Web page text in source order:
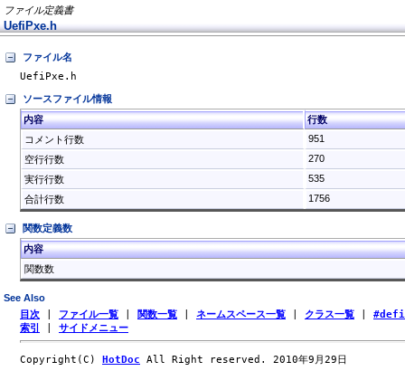
ファイル定義書
UefiPxe.h
ファイル名
UefiPxe.h
ソースファイル情報
内容
行数
コメント行数
951
空行行数
270
実行行数
535
合計行数
1756
関数定義数
内容
関数数
See Also
目次 ファイル一覧 関数一覧 ネームスペース一覧 クラス一覧
索引
サイドメニュー
Copyright(C) HotDoc All Right reserved. 2010年9月29日